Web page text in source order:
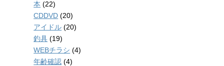
本 (22)
CDDVD (20)
アイドル (20)
釣具 (19)
WEBチラシ (4)
年齢確認 (4)